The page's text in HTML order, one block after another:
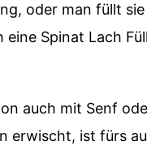
oder man füllt
eine Spinat Lach
auch mit Senf
erwischt, ist fürs